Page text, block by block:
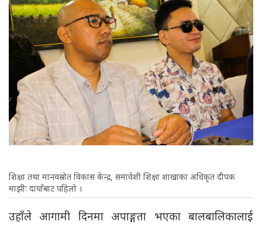
शिक्षा तथा मानवस्रोत विकास केन्द्र, समावेशी शिक्षा शाखाका अधिकृत दीपक
माझीः दायाँबाट पहिलो ।
उहाँले आगामी दिनमा अपाङ्गता भएका बालबालिकालाई